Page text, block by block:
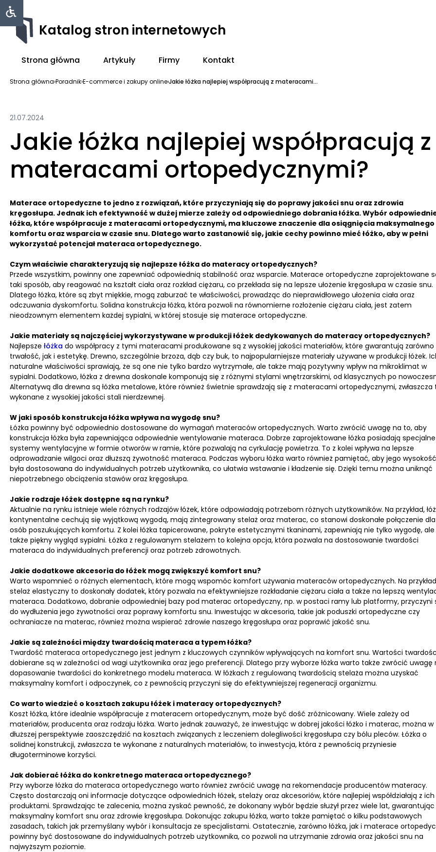
Katalog stron internetowych
Strona główna Artykuły Firmy Kontakt
Strona główna›Poradnik›E-commerce i zakupy online›Jakie łóżka najlepiej współpracują z materacami...
21.07.2024
Jakie łóżka najlepiej współpracują z
materacami ortopedycznymi?
Materace ortopedyczne to jedno z rozwiązań, które przyczyniają się do poprawy jakości snu oraz zdrowia
kręgosłupa. Jednak ich efektywność w dużej mierze zależy od odpowiedniego dobrania łóżka. Wybór
łóżka, które współpracuje z materacami ortopedycznymi, ma kluczowe znaczenie dla osiągnięcia maksymalnego
komfortu oraz wsparcia w czasie snu. Dlatego warto zastanowić się, jakie cechy powinno mieć łóżko, aby w pełni
wykorzystać potencjał materaca ortopedycznego.
Czym właściwie charakteryzują się najlepsze łóżka do materacy ortopedycznych?
Przede wszystkim, powinny one zapewniać odpowiednią stabilność oraz wsparcie. Materace ortopedyczne zaprojektowane
taki sposób, aby reagować na kształt ciała oraz rozkład ciężaru, co przekłada się na lepsze ułożenie kręgosłupa w czasie snu.
Dlatego łóżka, które są zbyt miękkie, mogą zaburzać te właściwości, prowadząc do nieprawidłowego ułożenia ciała oraz
odczuwania dyskomfortu. Solidna konstrukcja łóżka, która pozwoli na równomierne rozłożenie ciężaru ciała, jest zatem
nieodzownym elementem każdej sypialni, w której stosuje się materace ortopedyczne.
Jakie materiały są najczęściej wykorzystywane w produkcji łóżek dedykowanych do materacy ortopedycznych?
Najlepsze łóżka do współpracy z tymi materacami produkowane są z wysokiej jakości materiałów, które gwarantują zarówno
trwałość, jak i estetykę. Drewno, szczególnie brzoza, dąb czy buk, to najpopularniejsze materiały używane w produkcji łóżek.
naturalne właściwości sprawiają, że są one nie tylko bardzo wytrzymałe, ale także mają pozytywny wpływ na mikroklimat w
sypialni. Dodatkowo, łóżka z drewna doskonale komponują się z różnymi stylami wnętrzarskimi, od klasycznych po
Alternatywą dla drewna są łóżka metalowe, które również świetnie sprawdzają się z materacami ortopedycznymi, zwłaszcza
wykonane z wysokiej jakości stali nierdzewnej.
W jaki sposób konstrukcja łóżka wpływa na wygodę snu?
Łóżka powinny być odpowiednio dostosowane do wymagań materaców ortopedycznych. Warto zwrócić uwagę na to, aby
konstrukcja łóżka była zapewniająca odpowiednie wentylowanie materaca. Dobrze zaprojektowane łóżka posiadają specjalne
systemy wentylacyjne w formie otworów w ramie, które pozwalają na cyrkulację powietrza. To z kolei wpływa na lepsze
odprowadzanie wilgoci oraz dłuższą żywotność materaca. Podczas wyboru łóżka warto również pamiętać, aby jego wysokość
była dostosowana do indywidualnych potrzeb użytkownika, co ułatwia wstawanie i kładzenie się. Dzięki temu można uniknąć
niepotrzebnego obciążenia stawów oraz kręgosłupa.
Jakie rodzaje łóżek dostępne są na rynku?
Aktualnie na rynku istnieje wiele różnych rodzajów łóżek, które odpowiadają potrzebom różnych użytkowników. Na przykład,
kontynentalne cechują się wyjątkową wygodą, mają zintegrowany stelaż oraz materac, co stanowi doskonałe połączenie dla
osób poszukujących komfortu. Z kolei łóżka tapicerowane, pokryte estetycznymi tkaninami, zapewniają nie tylko wygodę, ale
także piękny wygląd sypialni. Łóżka z regulowanym stelażem to kolejna opcja, która pozwala na dostosowanie twardości
materaca do indywidualnych preferencji oraz potrzeb zdrowotnych.
Jakie dodatkowe akcesoria do łóżek mogą zwiększyć komfort snu?
Warto wspomnieć o różnych elementach, które mogą wspomóc komfort używania materaców ortopedycznych. Na
stelaż elastyczny to doskonały dodatek, który pozwala na efektywniejsze rozkładanie ciężaru ciała a także na lepszą
materaca. Dodatkowo, dobranie odpowiedniej bazy pod materac ortopedyczny, np. w postaci ramy lub platformy, przyczyni
do wydłużenia jego żywotności oraz poprawy komfortu snu. Inwestując w akcesoria, takie jak poduszki ortopedyczne czy
ochraniacze na materac, również można wspierać zdrowie naszego kręgosłupa oraz poprawić jakość snu.
Jakie są zależności między twardością materaca a typem łóżka?
Twardość materaca ortopedycznego jest jednym z kluczowych czynników wpływających na komfort snu. Wartości
dobierane są w zależności od wagi użytkownika oraz jego preferencji. Dlatego przy wyborze łóżka warto także zwrócić uwagę
dopasowanie twardości do konkretnego modelu materaca. W łóżkach z regulowaną twardością stelaża można uzyskać
maksymalny komfort i odpoczynek, co z pewnością przyczyni się do efektywniejszej regeneracji organizmu.
Co warto wiedzieć o kosztach zakupu łóżek i materacy ortopedycznych?
Koszt łóżka, które idealnie współpracuje z materacem ortopedycznym, może być dość zróżnicowany. Wiele zależy od
materiałów, producenta oraz rodzaju łóżka. Warto jednak zauważyć, że inwestując w dobrej jakości łóżko i materac, można w
dłuższej perspektywie zaoszczędzić na kosztach związanych z leczeniem dolegliwości kręgosłupa czy bólu pleców. Łóżka o
solidnej konstrukcji, zwłaszcza te wykonane z naturalnych materiałów, to inwestycja, która z pewnością przyniesie
długoterminowe korzyści.
Jak dobierać łóżka do konkretnego materaca ortopedycznego?
Przy wyborze łóżka do materaca ortopedycznego warto również zwrócić uwagę na rekomendacje producentów materacy.
Często dostarczają oni informacje dotyczące odpowiednich łóżek, stelaży oraz akcesoriów, które najlepiej współdziałają z ich
produktami. Sprawdzając te zalecenia, można zyskać pewność, że dokonany wybór będzie służył przez wiele lat, gwarantując
maksymalny komfort snu oraz zdrowie kręgosłupa. Dokonując zakupu łóżka, warto także pamiętać o kilku podstawowych
zasadach, takich jak przemyślany wybór i konsultacja ze specjalistami. Ostatecznie, zarówno łóżka, jak i materace
powinny być dostosowane do indywidualnych potrzeb użytkownika, co pozwoli na utrzymanie zdrowia oraz jakości snu na
najwyższym poziomie.